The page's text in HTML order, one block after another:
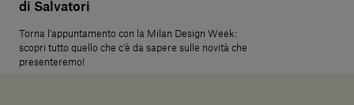
di Salvatori
Torna l’appuntamento con la Milan Design Week:
scopri tutto quello che c’è da sapere sulle novità che
presenteremo!